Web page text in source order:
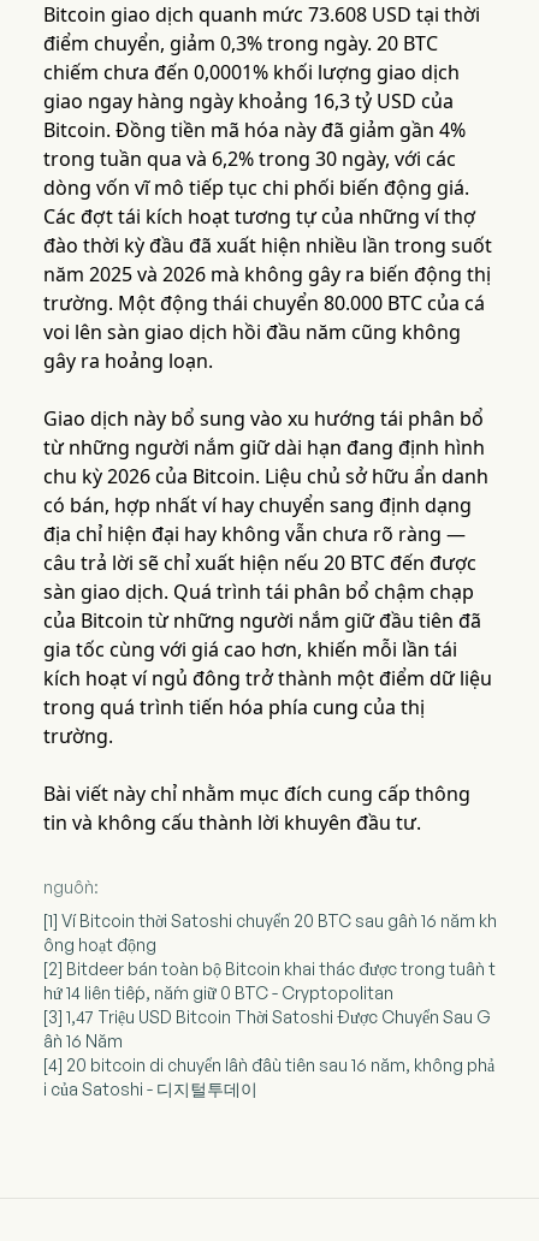
Bitcoin giao dịch quanh mức 73.608 USD tại thời
điểm chuyển, giảm 0,3% trong ngày. 20 BTC
chiếm chưa đến 0,0001% khối lượng giao dịch
giao ngay hàng ngày khoảng 16,3 tỷ USD của
Bitcoin. Đồng tiền mã hóa này đã giảm gần 4%
trong tuần qua và 6,2% trong 30 ngày, với các
dòng vốn vĩ mô tiếp tục chi phối biến động giá.
Các đợt tái kích hoạt tương tự của những ví thợ
đào thời kỳ đầu đã xuất hiện nhiều lần trong suốt
năm 2025 và 2026 mà không gây ra biến động thị
trường. Một động thái chuyển 80.000 BTC của cá
voi lên sàn giao dịch hồi đầu năm cũng không
gây ra hoảng loạn.
Giao dịch này bổ sung vào xu hướng tái phân bổ
từ những người nắm giữ dài hạn đang định hình
chu kỳ 2026 của Bitcoin. Liệu chủ sở hữu ẩn danh
có bán, hợp nhất ví hay chuyển sang định dạng
địa chỉ hiện đại hay không vẫn chưa rõ ràng —
câu trả lời sẽ chỉ xuất hiện nếu 20 BTC đến được
sàn giao dịch. Quá trình tái phân bổ chậm chạp
của Bitcoin từ những người nắm giữ đầu tiên đã
gia tốc cùng với giá cao hơn, khiến mỗi lần tái
kích hoạt ví ngủ đông trở thành một điểm dữ liệu
trong quá trình tiến hóa phía cung của thị
trường.
Bài viết này chỉ nhằm mục đích cung cấp thông
tin và không cấu thành lời khuyên đầu tư.
nguồn:
[1] Ví Bitcoin thời Satoshi chuyển 20 BTC sau gần 16 năm kh
ông hoạt động
[2] Bitdeer bán toàn bộ Bitcoin khai thác được trong tuần t
hứ 14 liên tiếp, nắm giữ 0 BTC - Cryptopolitan
[3] 1,47 Triệu USD Bitcoin Thời Satoshi Được Chuyển Sau G
ần 16 Năm
[4] 20 bitcoin di chuyển lần đầu tiên sau 16 năm, không phả
i của Satoshi - 디지털투데이